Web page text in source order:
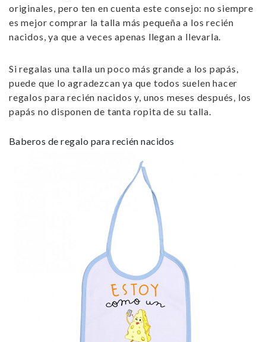
originales, pero ten en cuenta este consejo: no siempre
es mejor comprar la talla más pequeña a los recién
nacidos, ya que a veces apenas llegan a llevarla.
Si regalas una talla un poco más grande a los papás,
puede que lo agradezcan ya que todos suelen hacer
regalos para recién nacidos y, unos meses después, los
papás no disponen de tanta ropita de su talla.
Baberos de regalo para recién nacidos